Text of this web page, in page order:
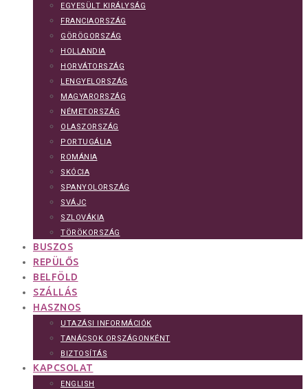
EGYESÜLT KIRÁLYSÁG
FRANCIAORSZÁG
GÖRÖGORSZÁG
HOLLANDIA
HORVÁTORSZÁG
LENGYELORSZÁG
MAGYARORSZÁG
NÉMETORSZÁG
OLASZORSZÁG
PORTUGÁLIA
ROMÁNIA
SKÓCIA
SPANYOLORSZÁG
SVÁJC
SZLOVÁKIA
TÖRÖKORSZÁG
BUSZOS
REPÜLŐS
BELFÖLD
SZÁLLÁS
HASZNOS
UTAZÁSI INFORMÁCIÓK
TANÁCSOK ORSZÁGONKÉNT
BIZTOSÍTÁS
KAPCSOLAT
ENGLISH